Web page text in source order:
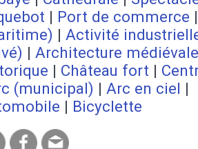
| Port de commerce
| Activité
| Architecture médiévale
| Château fort |
(municipal) | Arc en ciel |
| Bicyclette